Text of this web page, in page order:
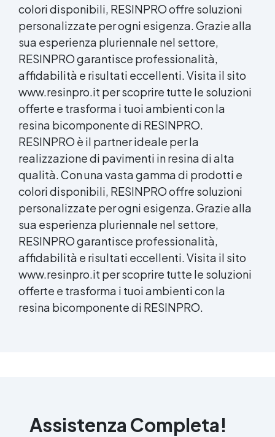
colori disponibili, RESINPRO offre soluzioni
personalizzate per ogni esigenza. Grazie alla
sua esperienza pluriennale nel settore,
RESINPRO garantisce professionalità,
affidabilità e risultati eccellenti. Visita il sito
www.resinpro.it per scoprire tutte le soluzioni
offerte e trasforma i tuoi ambienti con la
resina bicomponente di RESINPRO.
RESINPRO è il partner ideale per la
realizzazione di pavimenti in resina di alta
qualità. Con una vasta gamma di prodotti e
colori disponibili, RESINPRO offre soluzioni
personalizzate per ogni esigenza. Grazie alla
sua esperienza pluriennale nel settore,
RESINPRO garantisce professionalità,
affidabilità e risultati eccellenti. Visita il sito
www.resinpro.it per scoprire tutte le soluzioni
offerte e trasforma i tuoi ambienti con la
resina bicomponente di RESINPRO.
Assistenza Completa!